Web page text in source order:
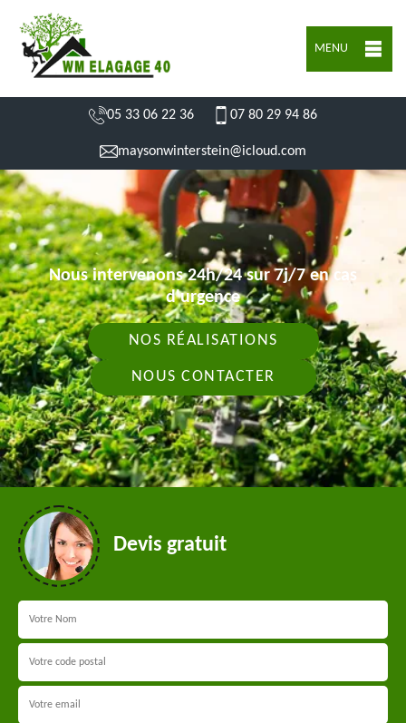
MENU
05 33 06 22 36 07 80 29 94 86
maysonwinterstein@icloud.com
Nous intervenons 24h/24 sur 7j/7 en cas
d'urgence
NOS RÉALISATIONS
NOUS CONTACTER
Devis gratuit